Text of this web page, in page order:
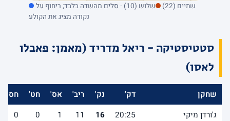
שתיים (22)
שלוש (10) · סלים מהשדה בלבד; ריחוף על
נקודה מציג את הקולע
סטטיסטיקה - ריאל מדריד (מאמן: פאבלו
לאסו)
שחקן דק' נק' ריב' אס' חט'
חס'
ג'ורדן מיקי
20:25
16
11
1
0
0